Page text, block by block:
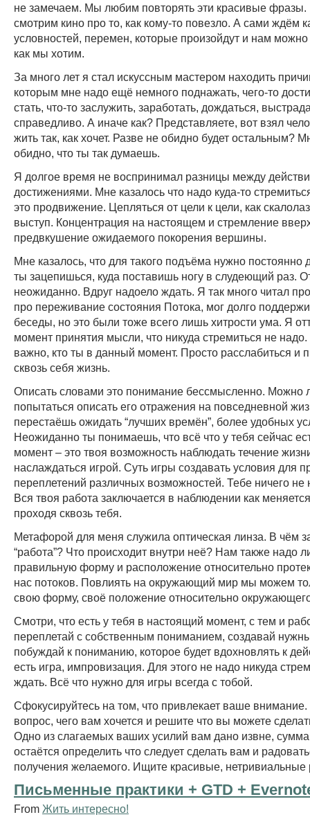
не замечаем. Мы любим повторять эти красивые фразы.
смотрим кино про то, как кому-то повезло. А сами ждём
условностей, перемен, которые произойдут и нам можно
как мы хотим.
За много лет я стал искуссным мастером находить
которым мне надо ещё немного поднажать, чего-то
стать, что-то заслужить, заработать, дождаться,
справедливо. А иначе как? Представляете, вот взял
жить так, как хочет. Разве не обидно будет остальным?
обидно, что ты так думаешь.
Я долгое время не воспринимал разницы между
достижениями. Мне казалось что надо куда-то
это продвижение. Цепляться от цели к цели, как
выступ. Концентрация на настоящем и стремление
предвкушение ожидаемого покорения вершины.
Мне казалось, что для такого подъёма нужно постоянно
ты зацепишься, куда поставишь ногу в слудеющий раз.
неожиданно. Вдруг надоело ждать. Я так много читал
про переживание состояния Потока, мог долго
беседы, но это были тоже всего лишь хитрости ума. Я
момент принятия мысли, что никуда стремиться не
важно, кто ты в данный момент. Просто расслабиться и
сквозь себя жизнь.
Описать словами это понимание бессмысленно. Можно
попытаться описать его отражения на повседневной
перестаёшь ожидать “лучших времён”, более удобных
Неожиданно ты понимаешь, что всё что у тебя сейчас
момент – это твоя возможность наблюдать течение
наслаждаться игрой. Суть игры создавать условия для
переплетений различных возможностей. Тебе ничего не
Вся твоя работа заключается в наблюдении как
проходя сквозь тебя.
Метафорой для меня служила оптическая линза. В чём
“работа”? Что происходит внутри неё? Нам также надо
правильную форму и расположение относительно
нас потоков. Повлиять на окружающий мир мы можем
свою форму, своё положение относительно
Смотри, что есть у тебя в настоящий момент, с тем и
переплетай с собственным пониманием, создавай
побуждай к пониманию, которое будет вдохновлять к
есть игра, импровизация. Для этого не надо никуда
ждать. Всё что нужно для игры всегда с тобой.
Сфокусируйтесь на том, что привлекает ваше
вопрос, чего вам хочется и решите что вы можете
Одно из слагаемых ваших усилий вам дано извне,
остаётся определить что следует сделать вам и
получения желаемого. Ищите красивые,
Письменные практики + GTD +
From Жить интересно!